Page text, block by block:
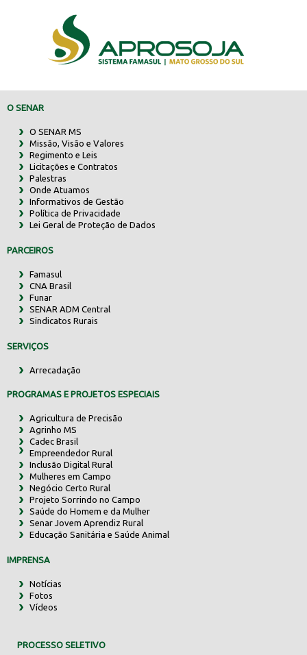
O SENAR
O SENAR MS
Missão, Visão e Valores
Regimento e Leis
Licitações e Contratos
Palestras
Onde Atuamos
Informativos de Gestão
Política de Privacidade
Lei Geral de Proteção de Dados
PARCEIROS
Famasul
CNA Brasil
Funar
SENAR ADM Central
Sindicatos Rurais
SERVIÇOS
Arrecadação
PROGRAMAS E PROJETOS ESPECIAIS
Agricultura de Precisão
Agrinho MS
Cadec Brasil
Empreendedor Rural
Inclusão Digital Rural
Mulheres em Campo
Negócio Certo Rural
Projeto Sorrindo no Campo
Saúde do Homem e da Mulher
Senar Jovem Aprendiz Rural
Educação Sanitária e Saúde Animal
IMPRENSA
Notícias
Fotos
Vídeos
PROCESSO SELETIVO